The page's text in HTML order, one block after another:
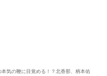
気の鞭に目覚める！？北香那、柄本佑